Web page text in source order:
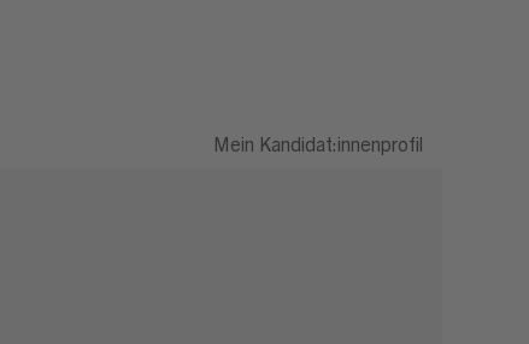
Mein Kandidat:innenprofil